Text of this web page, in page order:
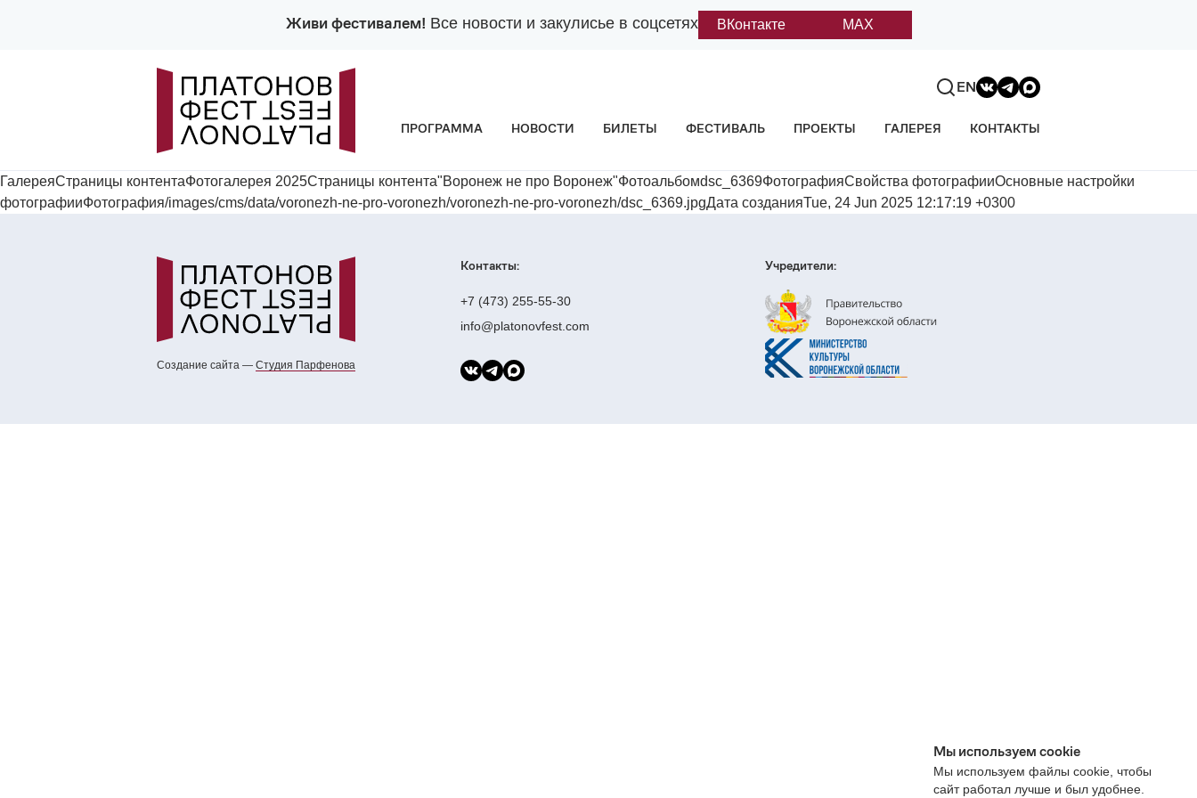
Живи фестивалем! Все новости и закулисье в соцсетях ВКонтакте MAX
ПРОГРАММА НОВОСТИ БИЛЕТЫ ФЕСТИВАЛЬ ПРОЕКТЫ ГАЛЕРЕЯ КОНТАКТЫ
EN
ГалереяСтраницы контентаФотогалерея 2025Страницы контента"Воронеж не про Воронеж"Фотоальбомdsc_6369ФотографияСвойства фотографииОсновные настройки
фотографииФотография/images/cms/data/voronezh-ne-pro-voronezh/voronezh-ne-pro-voronezh/dsc_6369.jpgДата созданияTue, 24 Jun 2025 12:17:19 +0300
Контакты:
+7 (473) 255-55-30
info@platonovfest.com
Учредители:
Создание сайта — Cтудия Парфенова
Мы используем cookie
Мы используем файлы cookie, чтобы
сайт работал лучше и был удобнее.